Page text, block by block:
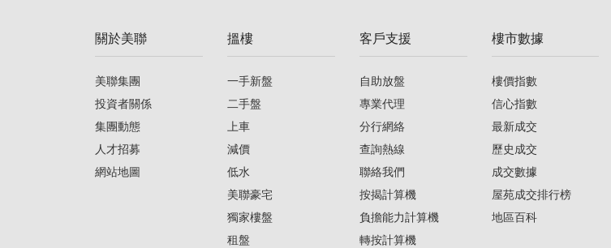
美聯信心指數 較上週 0.7% 03/08/2026)
關於美聯
美聯集團
投資者關係
集團動態
人才招募
網站地圖
搵樓
一手新盤
二手盤
上車
減價
低水
美聯豪宅
獨家樓盤
租盤
客戶支援
自助放盤
專業代理
分行網絡
查詢熱線
聯絡我們
按揭計算機
負擔能力計算機
轉按計算機
樓市數據
樓價指數
信心指數
最新成交
歷史成交
成交數據
屋苑成交排行榜
地區百科